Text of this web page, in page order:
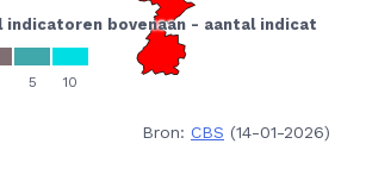
Bron: CBS (14-01-2026)